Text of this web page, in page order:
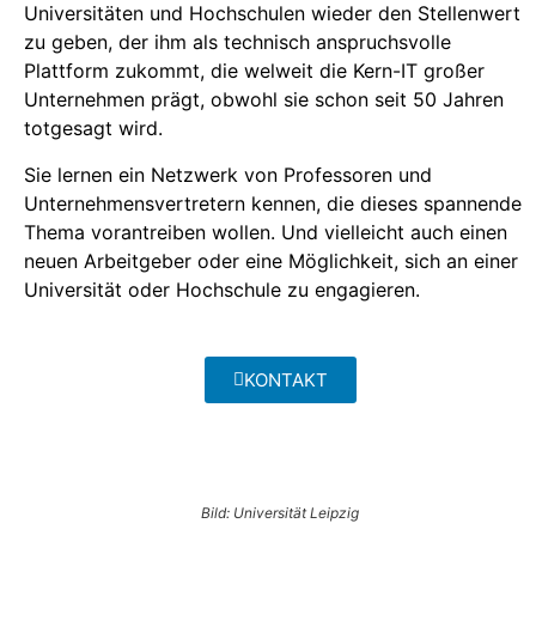
Universitäten und Hochschulen wieder den Stellenwert
zu geben, der ihm als technisch anspruchsvolle
Plattform zukommt, die welweit die Kern-IT großer
Unternehmen prägt, obwohl sie schon seit 50 Jahren
totgesagt wird.
Sie lernen ein Netzwerk von Professoren und
Unternehmensvertretern kennen, die dieses spannende
Thema vorantreiben wollen. Und vielleicht auch einen
neuen Arbeitgeber oder eine Möglichkeit, sich an einer
Universität oder Hochschule zu engagieren.
KONTAKT
Bild: Universität Leipzig